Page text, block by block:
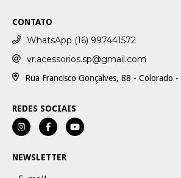
CONTATO
WhatsApp (16) 997441572
vr.acessorios.sp@gmail.com
Rua Francisco Gonçalves, 88 - Colorado
REDES SOCIAIS
NEWSLETTER